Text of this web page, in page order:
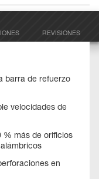
REVISIONES
barra de refuerzo
velocidades de
% más de orificios
en